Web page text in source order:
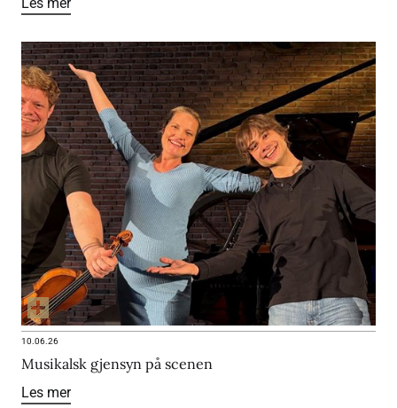
10.06.26
Musikalsk gjensyn på scenen
Les mer